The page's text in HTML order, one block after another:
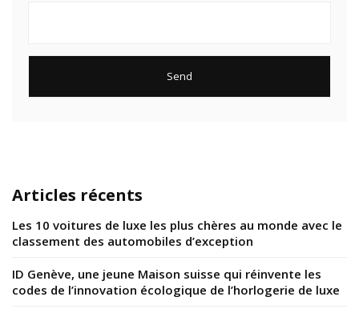
Articles récents
Les 10 voitures de luxe les plus chères au monde avec le
classement des automobiles d’exception
ID Genève, une jeune Maison suisse qui réinvente les
codes de l’innovation écologique de l’horlogerie de luxe